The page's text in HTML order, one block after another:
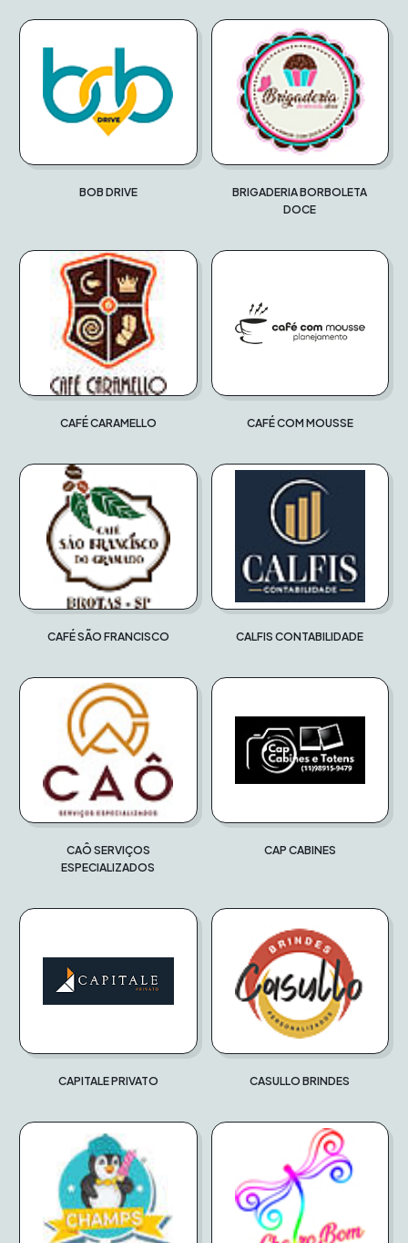
BOB DRIVE
BRIGADERIA BORBOLETA
DOCE
CAFÉ CARAMELLO CAFÉ COM MOUSSE
CAFÉ SÃO FRANCISCO CALFIS CONTABILIDADE
CAÔ SERVIÇOS
ESPECIALIZADOS
CAP CABINES
CAPITALE PRIVATO CASULLO BRINDES